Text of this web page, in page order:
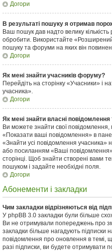
Догори
В результаті пошуку я отримав
Ваш пошук дав надто велику кількість
обробити. Використайте
пошуку та форуми на яких він
Догори
Як мені знайти учасників форуму?
Перейдіть на сторінку «Учасники» і
учасника».
Догори
Як мені знайти власні повідомлення
Ви можете знайти свої
«Показати ваші повідомлення» в
«Знайти усі повідомлення учасника»
або посиланням «Ваші
сторінці. Щоб знайти створені вами
пошуком і задайте необхідні поля.
Догори
Абонементи і закладки
Чим закладки відрізняються від
У phpBB 3.0 закладки були більше
Ви не отримували попереджень про
закладки більше нагадують
повідомлення про оновлення в темі,
разі підписки, ви будете отримувати